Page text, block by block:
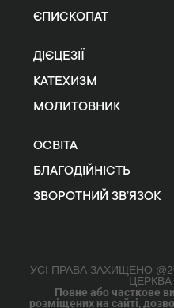
ЄПИСКОПАТ
ДІЄЦЕЗІЇ
КАТЕХИЗМ
МОЛИТОВНИК
ОСВІТА
БЛАГОДІЙНІСТЬ
ЗВОРОТНИЙ ЗВ’ЯЗОК
УСІ ПРАВА ЗАХИЩЕНО
ЦЕРКВА
Повне або часткове
розміщених на сайті,